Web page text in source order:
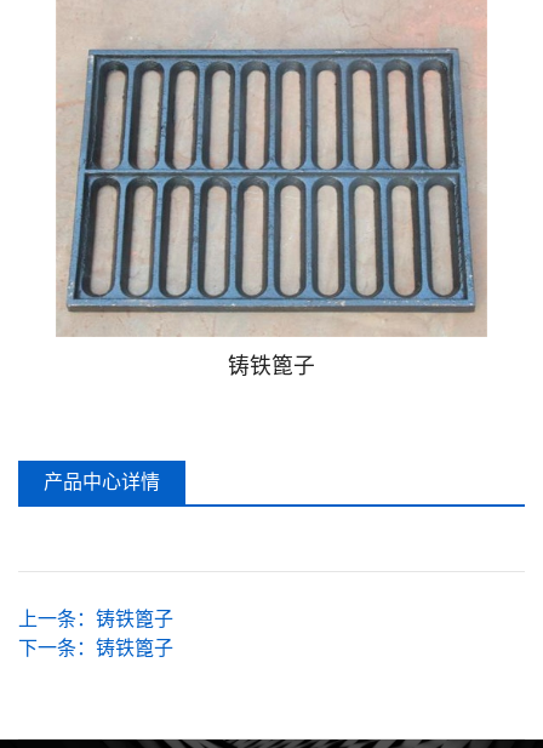
球墨铸铁井盖
铸铁盖板
球墨铸铁篦子
不锈钢井盖
不锈钢盖板
不锈钢格栅
铸铁篦子
产品中心详情
上一条： 铸铁篦子
下一条： 铸铁篦子